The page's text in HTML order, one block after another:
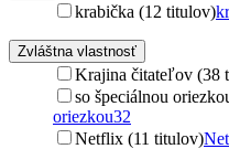
krabička (12 titulov)
Zvláštna vlastnosť
Krajina čitateľov (38
so špeciálnou
oriezkou32
Netflix (11 titulov)